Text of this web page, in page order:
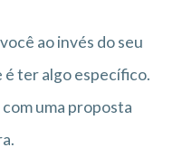
ao invés do seu
ter algo específico.
uma proposta